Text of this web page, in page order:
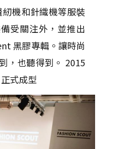
機和針織機等服裝
受關注外，並推出
黑膠專輯。讓時尚
，也聽得到。 2015
式成型